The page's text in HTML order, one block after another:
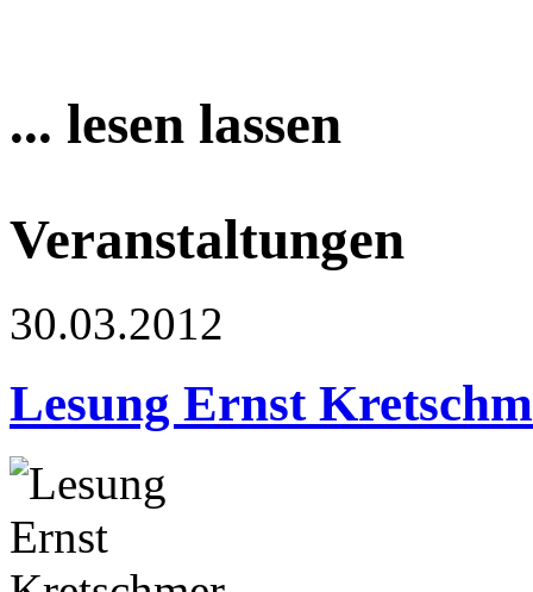
... lesen lassen
Veranstaltungen
30.03.2012
Lesung Ernst